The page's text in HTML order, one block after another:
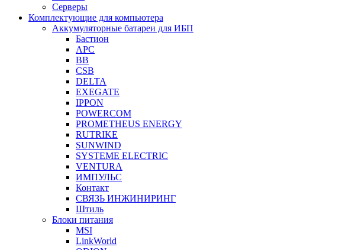
Серверы
Комплектующие для компьютера
Аккумуляторные батареи для ИБП
Бастион
APC
BB
CSB
DELTA
EXEGATE
IPPON
POWERCOM
PROMETHEUS ENERGY
RUTRIKE
SUNWIND
SYSTEME ELECTRIC
VENTURA
ИМПУЛЬС
Контакт
СВЯЗЬ ИНЖИНИРИНГ
Штиль
Блоки питания
MSI
LinkWorld